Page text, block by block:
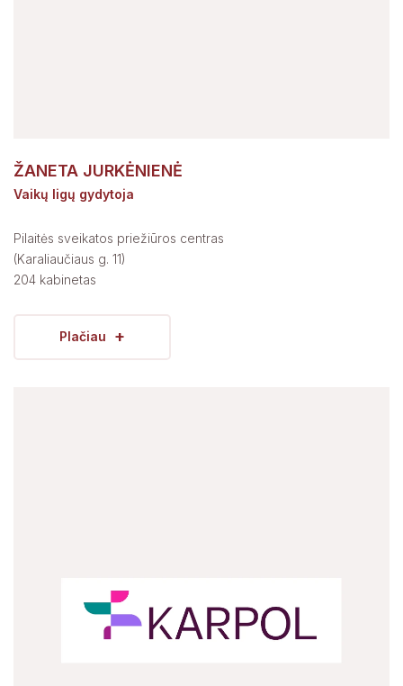
ŽANETA JURKĖNIENĖ
Vaikų ligų gydytoja
Pilaitės sveikatos priežiūros centras
(Karaliaučiaus g. 11)
204 kabinetas
Plačiau +